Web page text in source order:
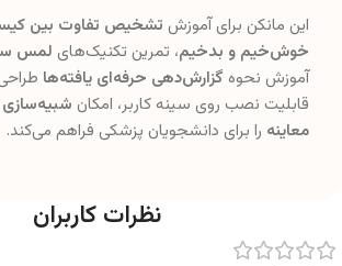
این مانکن برای آموزش تشخیص تفاوت بین
خوش‌خیم و بدخیم، تمرین تکنیک‌های لمس
آموزش نحوه گزارش‌دهی حرفه‌ای یافته‌ها
قابلیت نصب روی سینه کاربر، امکان شبیه‌سازی
معاینه را برای دانشجویان پزشکی فراهم می‌کند.
نظرات کاربران